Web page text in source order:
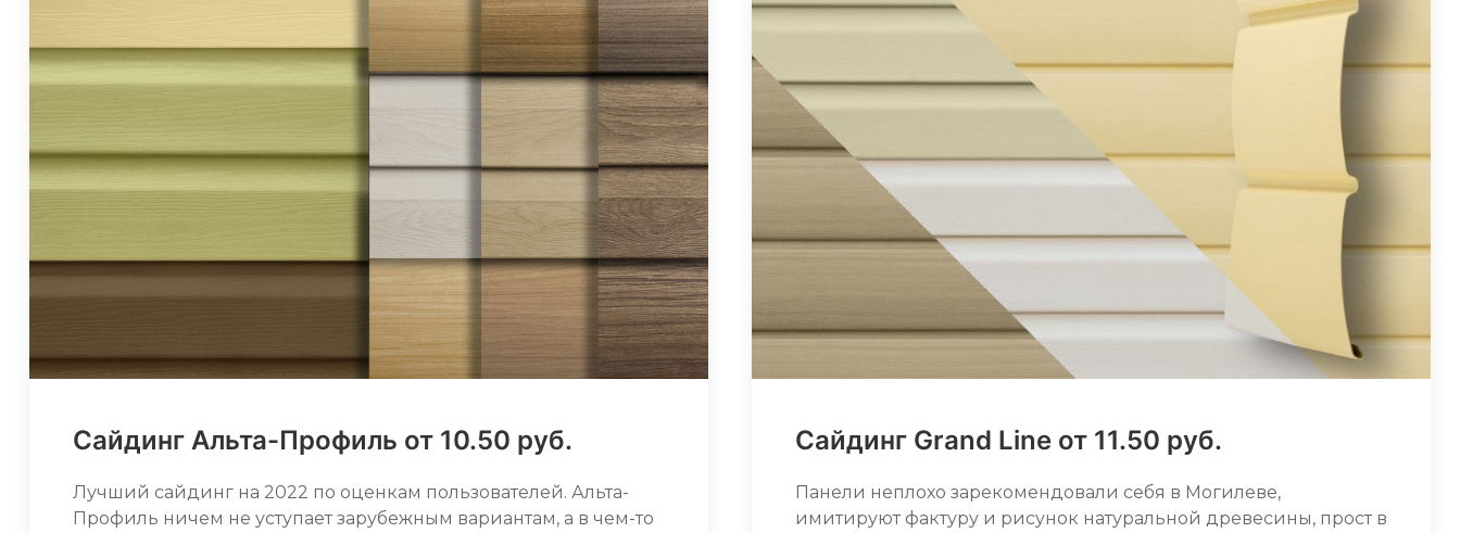
Сайдинг Альта-Профиль от 10.50 руб.
Лучший сайдинг на 2022 по оценкам пользователей. Альта-
Профиль ничем не уступает зарубежным вариантам, а в чем-то
Сайдинг Grand Line от 11.50 руб.
Панели неплохо зарекомендовали себя в Могилеве,
имитируют фактуру и рисунок натуральной древесины, прост в